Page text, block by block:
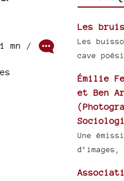
mn /
Les
Les
cave
Émilie
et Ben
Une
d’images,